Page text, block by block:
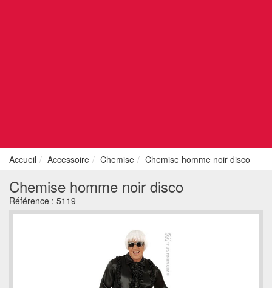
Accueil Accessoire Chemise Chemise homme noir disco
Chemise homme noir disco
Référence : 5119